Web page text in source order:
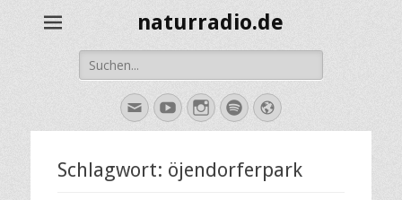
naturradio.de
Suche
nach:
E-
Mail
YouTubeInstagram
SpotifyWebsite
Schlagwort: öjendorferpark